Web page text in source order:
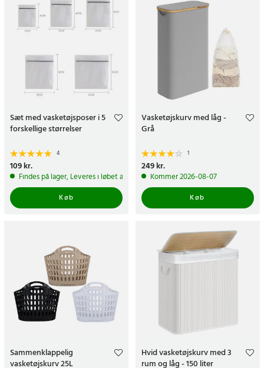
Sæt med vasketøjsposer i 5
forskellige størrelser
4
Pris:109 kr.
109 kr.
Findes på lager, Leveres i løbet af 1-2 hverdage
Køb
Vasketøjskurv med låg -
Grå
1
Pris:249 kr.
249 kr.
Kommer 2026-08-07
Køb
Sammenklappelig
vasketøjskurv 25L
Hvid vasketøjskurv med 3
rum og låg - 150 liter